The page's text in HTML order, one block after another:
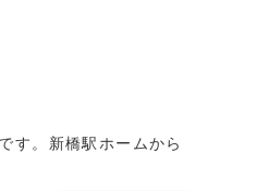
です。新橋駅ホームから